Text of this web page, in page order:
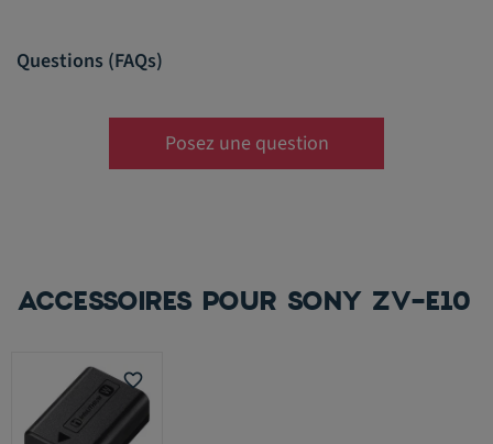
Questions (FAQs)
Posez une question
ACCESSOIRES POUR SONY ZV-E10
favorite_border